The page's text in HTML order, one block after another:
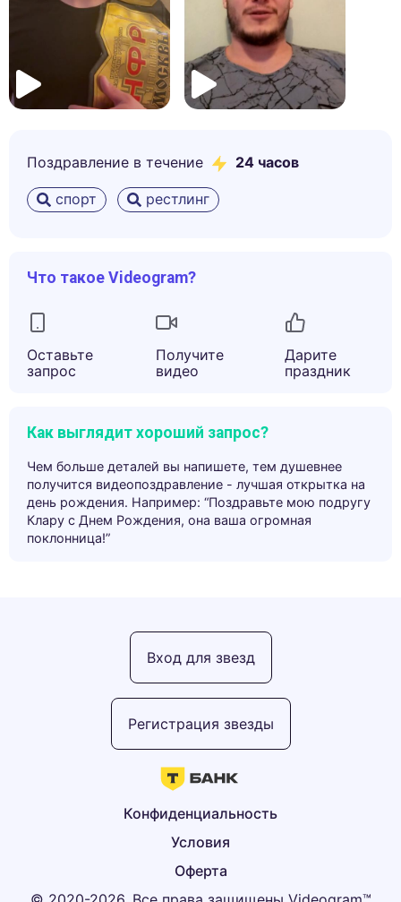
Поздравление в течение 24 часов
спорт рестлинг
Что такое Videogram?
Оставьте
запрос
Получите
видео
Дарите
праздник
Как выглядит хороший запрос?
Чем больше деталей вы напишете, тем душевнее
получится видеопоздравление - лучшая открытка на
день рождения. Например: “Поздравьте мою подругу
Клару с Днем Рождения, она ваша огромная
поклонница!”
Оферта
Условия
Конфиденциальность
Регистрация звезды
Вход для звезд